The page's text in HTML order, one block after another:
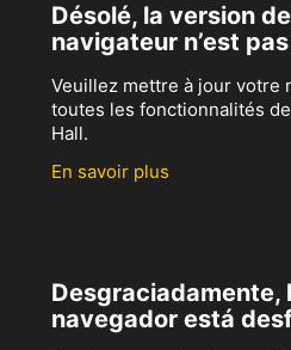
Désolé, la version
navigateur n’est
Veuillez mettre à jour votre
toutes les fonctionnalités
Hall.
En savoir plus
Desgraciadamente,
navegador está